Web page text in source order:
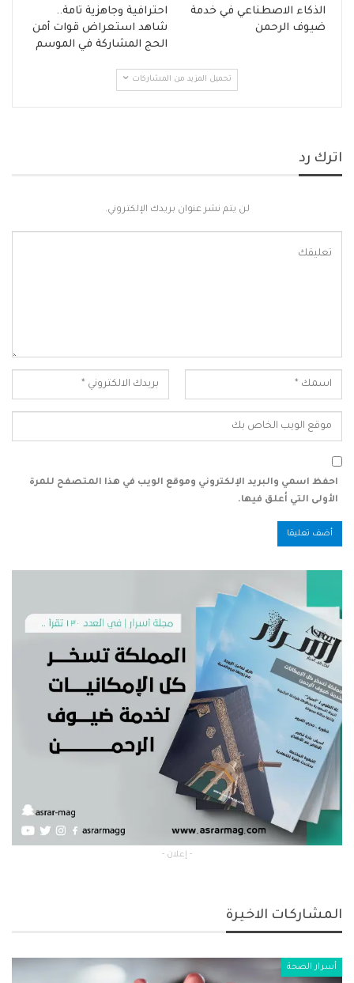
الذكاء الاصطناعي في خدمة
ضيوف الرحمن
احترافية وجاهزية تامة..
شاهد استعراض قوات أمن
الحج المشاركة في الموسم
تحميل المزيد من المشاركات
اترك رد
لن يتم نشر عنوان بريدك الإلكتروني.
احفظ اسمي والبريد الإلكتروني وموقع الويب في هذا المتصفح للمرة
الأولى التي أعلق فيها.
- إعلان -
المشاركات الاخيرة
أسرار الصحة